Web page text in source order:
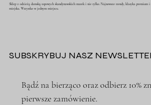
Sklep z odzieżą damską topowych skandynawskich marek i nie tylko. Najnowsze trendy, klasyka premium i
miejska. Wszystko w jednym miejscu.
SUBSKRYBUJ NASZ
Bądź na bierząco oraz odbierz 10%
pierwsze zamówienie.